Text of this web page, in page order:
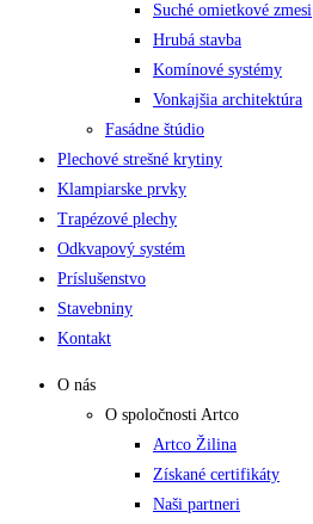
Suché omietkové zmesi
Hrubá stavba
Komínové systémy
Vonkajšia architektúra
Fasádne štúdio
Plechové strešné krytiny
Klampiarske prvky
Trapézové plechy
Odkvapový systém
Príslušenstvo
Stavebniny
Kontakt
O nás
O spoločnosti Artco
Artco Žilina
Získané certifikáty
Naši partneri